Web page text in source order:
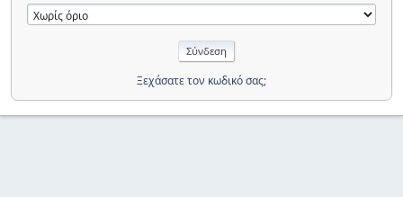
Ξεχάσατε τον κωδικό σας;